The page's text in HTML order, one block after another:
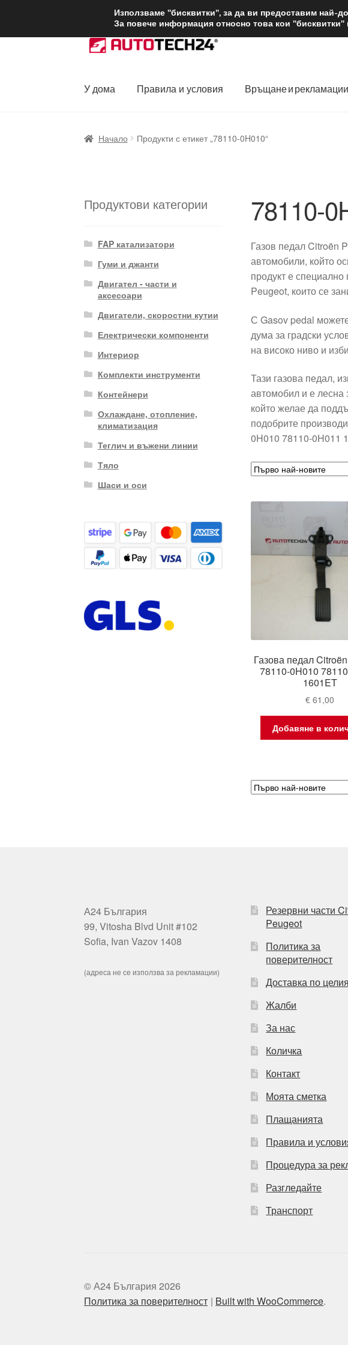
ДОСТАВКА от 12 лв.
Skip
to
Skip
to
У дома Правила и условия Връщане и рекламации
Начало Продукти с етикет „78110-0H010“
78110-
Газов педал Citroën
автомобили, който
продукт е
Peugeot, които се
С Gasov pedal
дума за градски
на високо ниво и
Тази газова педал,
автомобил и е лесна
който желае да
подобрите
0H010 78110-0H011
Газова педал
78110-0H010
1601ET
€ 61,00
Добавяне в
Продуктови категории
FAP катализатори
Гуми и джанти
Двигател - части и
аксесоари
Двигатели, скоростни кутии
Електрически компоненти
Интериор
Комплекти инструменти
Контейнери
Охлаждане, отопление,
климатизация
Теглич и въжени линии
Тяло
Шаси и оси
А24 България
99, Vitosha Blvd Unit #102
Sofia, Ivan Vazov 1408
(адреса не се използва за рекламации)
Резервни части
Peugeot
Политика за
поверителност
Доставка по
Жалби
За нас
Количка
Контакт
Моята сметка
Плащанията
Правила и
Процедура за
Разгледайте
Транспорт
© А24 България 2026
Политика за поверителност
Built with WooCommerce.
Използваме "бисквитки", за да ви предоставим най-
За повече информация относно това кои